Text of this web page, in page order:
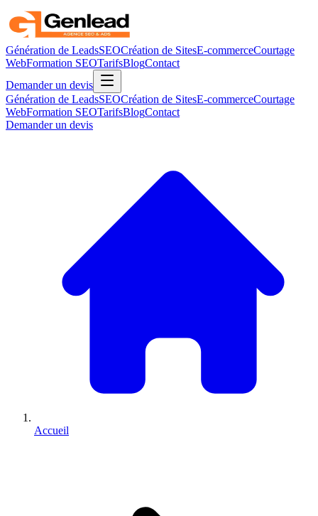
Génération de LeadsSEOCréation de SitesE-commerceCourtage
WebFormation SEOTarifsBlogContact
Demander un devis
Génération de LeadsSEOCréation de SitesE-commerceCourtage
WebFormation SEOTarifsBlogContact
Demander un devis
Accueil